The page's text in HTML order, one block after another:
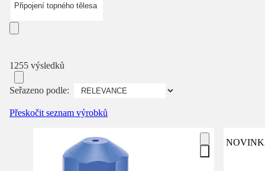
Připojení topného tělesa
1255 výsledků
Seřazeno podle:
Přeskočit seznam výrobků